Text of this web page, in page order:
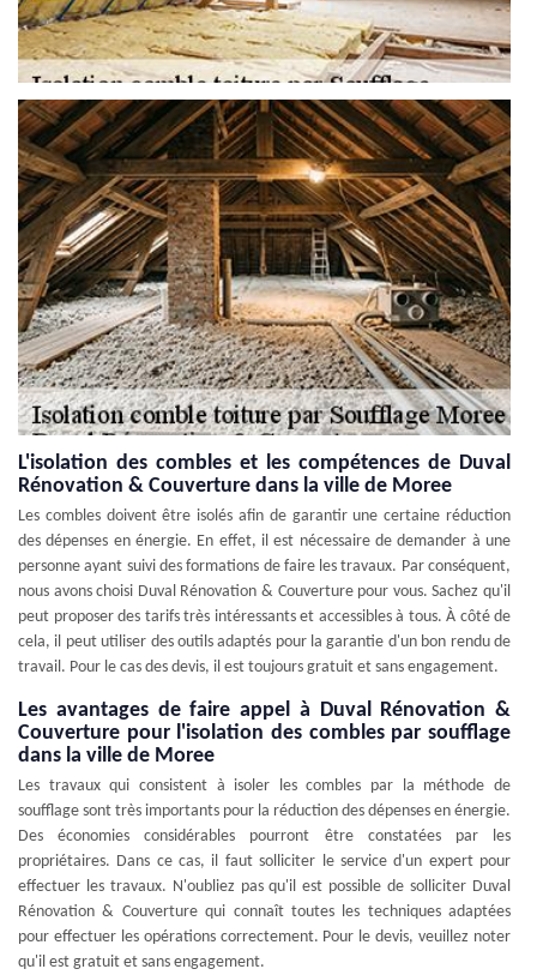
L'isolation des combles et les compétences de Duval
Rénovation & Couverture dans la ville de Moree
Les combles doivent être isolés afin de garantir une certaine réduction
des dépenses en énergie. En effet, il est nécessaire de demander à une
personne ayant suivi des formations de faire les travaux. Par conséquent,
nous avons choisi Duval Rénovation & Couverture pour vous. Sachez qu'il
peut proposer des tarifs très intéressants et accessibles à tous. À côté de
cela, il peut utiliser des outils adaptés pour la garantie d'un bon rendu de
travail. Pour le cas des devis, il est toujours gratuit et sans engagement.
Les avantages de faire appel à Duval Rénovation &
Couverture pour l'isolation des combles par soufflage
dans la ville de Moree
Les travaux qui consistent à isoler les combles par la méthode de
soufflage sont très importants pour la réduction des dépenses en énergie.
Des économies considérables pourront être constatées par les
propriétaires. Dans ce cas, il faut solliciter le service d'un expert pour
effectuer les travaux. N'oubliez pas qu'il est possible de solliciter Duval
Rénovation & Couverture qui connaît toutes les techniques adaptées
pour effectuer les opérations correctement. Pour le devis, veuillez noter
qu'il est gratuit et sans engagement.